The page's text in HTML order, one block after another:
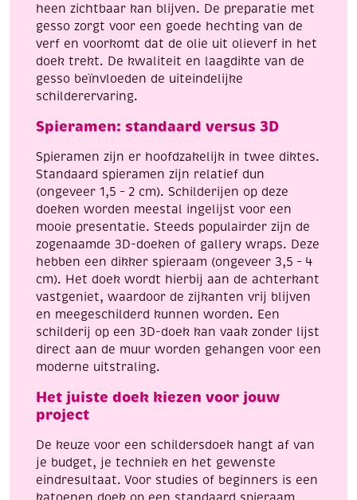
heen zichtbaar kan blijven. De preparatie met
gesso zorgt voor een goede hechting van de
verf en voorkomt dat de olie uit olieverf in het
doek trekt. De kwaliteit en laagdikte van de
gesso beïnvloeden de uiteindelijke
schilderervaring.
Spieramen: standaard versus 3D
Spieramen zijn er hoofdzakelijk in twee diktes.
Standaard spieramen zijn relatief dun
(ongeveer 1,5 – 2 cm). Schilderijen op deze
doeken worden meestal ingelijst voor een
mooie presentatie. Steeds populairder zijn de
zogenaamde 3D-doeken of gallery wraps. Deze
hebben een dikker spieraam (ongeveer 3,5 – 4
cm). Het doek wordt hierbij aan de achterkant
vastgeniet, waardoor de zijkanten vrij blijven
en meegeschilderd kunnen worden. Een
schilderij op een 3D-doek kan vaak zonder lijst
direct aan de muur worden gehangen voor een
moderne uitstraling.
Het juiste doek kiezen voor jouw
project
De keuze voor een schildersdoek hangt af van
je budget, je techniek en het gewenste
eindresultaat. Voor studies of beginners is een